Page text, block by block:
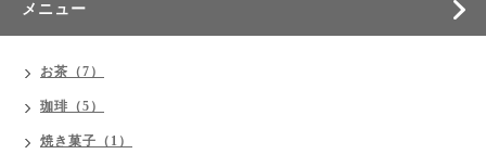
メニュー
お茶（7）
珈琲（5）
焼き菓子（1）